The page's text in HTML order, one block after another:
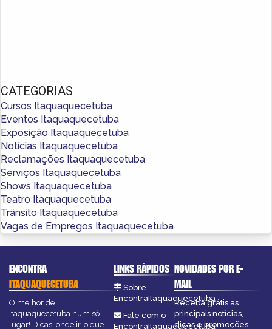
CATEGORIAS
Cursos Itaquaquecetuba
Eventos Itaquaquecetuba
Exposição Itaquaquecetuba
Notícias Itaquaquecetuba
Reclamações Itaquaquecetuba
Serviços Itaquaquecetuba
Shows Itaquaquecetuba
Teatro Itaquaquecetuba
Trânsito Itaquaquecetuba
Vagas de Empregos Itaquaquecetuba
ENCONTRA
ITAQUAQUECETUBA
O melhor de
Itaquaquecetuba num só
lugar! Dicas, onde ir, o que
LINKS RÁPIDOS
Sobre
EncontraItaquaquecetuba
Fale com o
EncontraItaquaquecetuba
NOVIDADES POR E-
MAIL
Receba grátis as
principais notícias,
dicas e promoções